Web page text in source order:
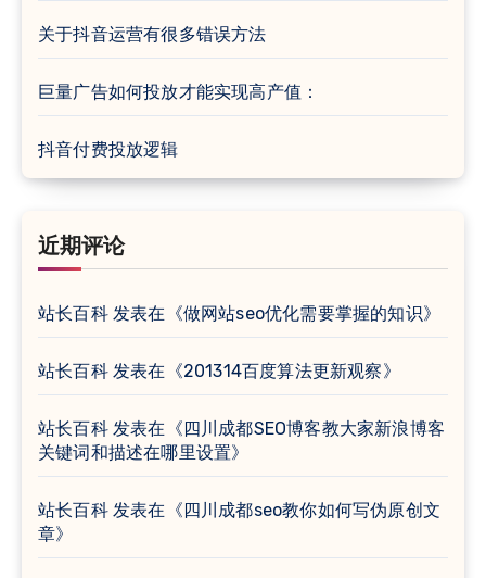
关于抖音运营有很多错误方法
巨量广告如何投放才能实现高产值：
抖音付费投放逻辑
近期评论
站长百科发表在《做网站seo优化需要掌握的知识》
站长百科发表在《201314百度算法更新观察》
站长百科发表在《 四川成都SEO博客教大家新浪博客
关键词和描述在哪里设置》
站长百科发表在《 四川成都seo教你如何写伪原创文
章》